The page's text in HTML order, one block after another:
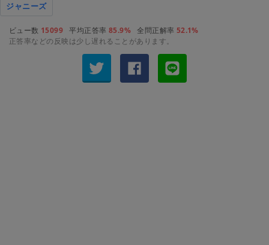
ジャニーズ
ビュー数 15099 平均正答率 85.9% 全問正解率 52.1%
正答率などの反映は少し遅れることがあります。